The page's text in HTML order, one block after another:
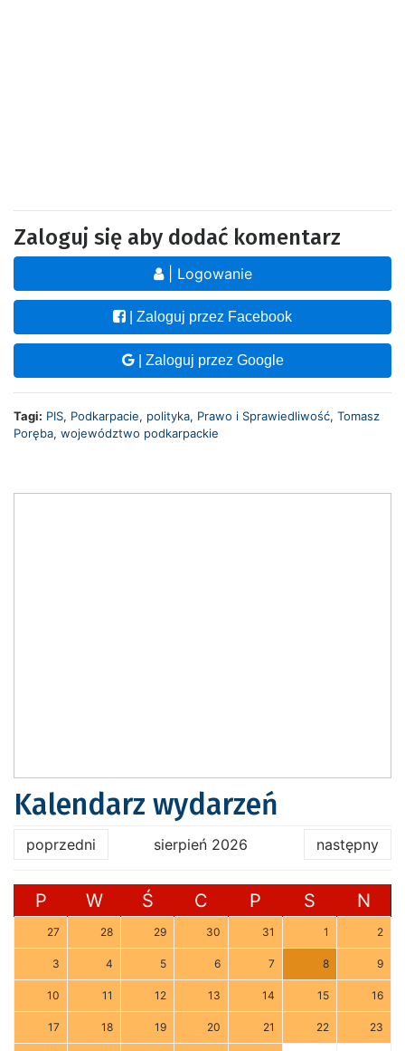
Zaloguj się aby dodać komentarz
| Logowanie
| Zaloguj przez Facebook
| Zaloguj przez Google
Tagi: PIS, Podkarpacie, polityka, Prawo i Sprawiedliwość, Tomasz
Poręba, województwo podkarpackie
Kalendarz wydarzeń
poprzedni sierpień 2026 następny
P W Ś C P S N
27 28 29 30 31 1 2
3 4 5 6 7 8 9
10 11 12 13 14 15 16
17 18 19 20 21 22 23